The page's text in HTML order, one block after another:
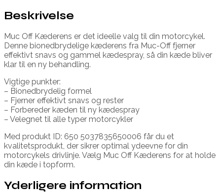
Beskrivelse
Muc Off Kæderens er det ideelle valg til din motorcykel.
Denne bionedbrydelige kæderens fra Muc-Off fjerner
effektivt snavs og gammel kædespray, så din kæde bliver
klar til en ny behandling.
Vigtige punkter:
– Bionedbrydelig formel
– Fjerner effektivt snavs og rester
– Forbereder kæden til ny kædespray
– Velegnet til alle typer motorcykler
Med produkt ID: 650 5037835650006 får du et
kvalitetsprodukt, der sikrer optimal ydeevne for din
motorcykels drivlinje. Vælg Muc Off Kæderens for at holde
din kæde i topform.
Yderligere information